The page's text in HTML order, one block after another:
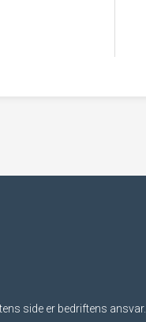
side er bedriftens ansvar.